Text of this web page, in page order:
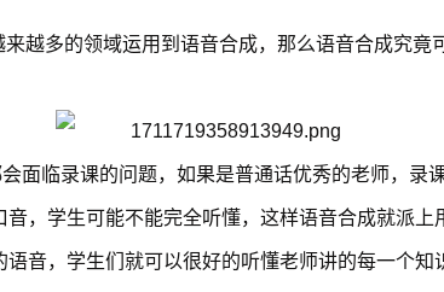
越多的领域运用到语音合成，那么语音合成究竟
面临录课的问题，如果是普通话优秀的老师，录
，学生可能不能完全听懂，这样语音合成就派
音，学生们就可以很好的听懂老师讲的每一个知